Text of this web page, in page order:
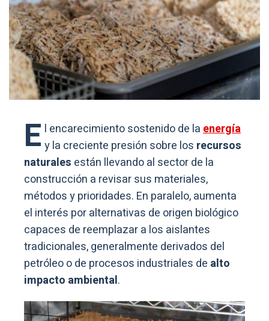
E l encarecimiento sostenido de laenergía
y la creciente presión sobre los recursos
naturales están llevando al sector de la
construcción a revisar sus materiales,
métodos y prioridades. En paralelo, aumenta
el interés por alternativas de origen biológico
capaces de reemplazar a los aislantes
tradicionales, generalmente derivados del
petróleo o de procesos industriales de alto
impacto ambiental.